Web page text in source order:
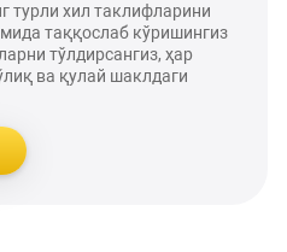
турли хил таклифларини
таққослаб кўришингиз
тўлдирсангиз, ҳар
ва қулай шаклдаги